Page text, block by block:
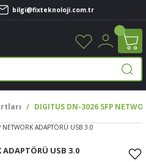
bilgi@fixteknoloji.com.tr
DIGITUS DN-3026 SFP
ADAPTÖRÜ USB 3.0